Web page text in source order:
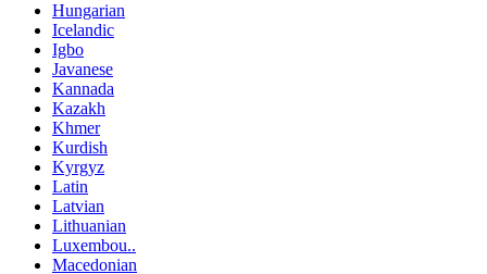
Hungarian
Icelandic
Igbo
Javanese
Kannada
Kazakh
Khmer
Kurdish
Kyrgyz
Latin
Latvian
Lithuanian
Luxembou..
Macedonian